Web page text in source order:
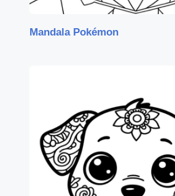
Mandala Pokémon